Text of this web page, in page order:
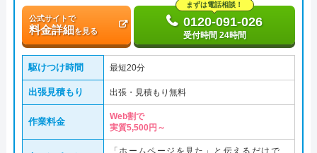
公式サイトで
料金詳細を見る
まずは電話相談！
0120-091-026
受付時間 24時間
駆けつけ時間 最短20分
出張見積もり 出張・見積もり無料
作業料金
Web割で
実質5,500円～
「ホームページを見た」と伝えるだけで、